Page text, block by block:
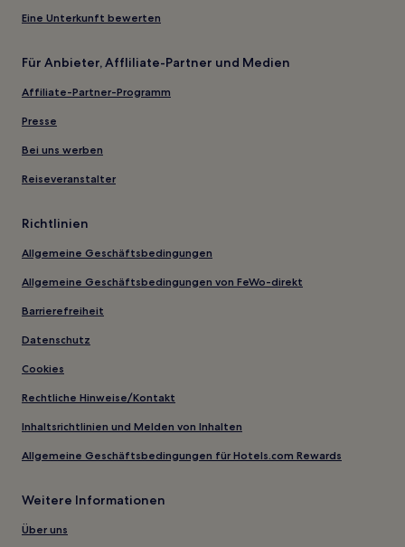
Eine Unterkunft bewerten
Für Anbieter, Affliliate-Partner und Medien
Affiliate-Partner-Programm
Presse
Bei uns werben
Reiseveranstalter
Richtlinien
Allgemeine Geschäftsbedingungen
Allgemeine Geschäftsbedingungen von FeWo-direkt
Barrierefreiheit
Datenschutz
Cookies
Rechtliche Hinweise/Kontakt
Inhaltsrichtlinien und Melden von Inhalten
Allgemeine Geschäftsbedingungen für Hotels.com Rewards
Weitere Informationen
Über uns